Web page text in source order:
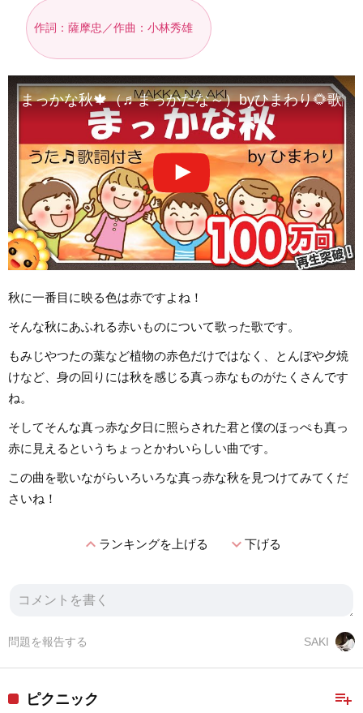
作詞：薩摩忠／作曲：小林秀雄
まっかな秋🍁（♬まっかだな～）byひまわり🌻歌詞
秋に一番目に映る色は赤ですよね！
そんな秋にあふれる赤いものについて歌った歌です。
もみじやつたの葉など植物の赤色だけではなく、とんぼや夕焼
けなど、身の回りには秋を感じる真っ赤なものがたくさんです
ね。
そしてそんな真っ赤な夕日に照らされた君と僕のほっぺも真っ
赤に見えるというちょっとかわいらしい曲です。
この曲を歌いながらいろいろな真っ赤な秋を見つけてみてくだ
さいね！
expand_lessランキングを上げる expand_more下げる
SAKI
問題を報告する
playlist_add
ピクニック